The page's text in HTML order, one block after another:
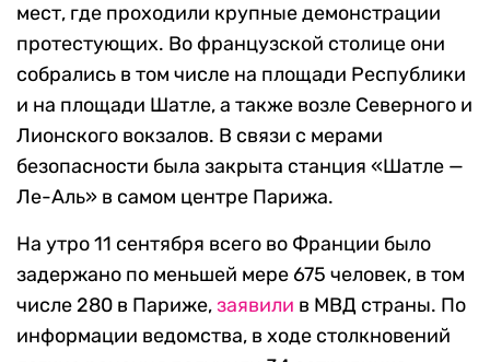
мест, где проходили крупные демонстрации
протестующих. Во французской столице они
собрались в том числе на площади Республики
и на площади Шатле, а также возле Северного и
Лионского вокзалов. В связи с мерами
безопасности была закрыта станция «Шатле —
Ле-Аль» в самом центре Парижа.
На утро 11 сентября всего во Франции было
задержано по меньшей мере 675 человек, в том
числе 280 в Париже,заявили в МВД страны. По
информации ведомства, в ходе столкновений